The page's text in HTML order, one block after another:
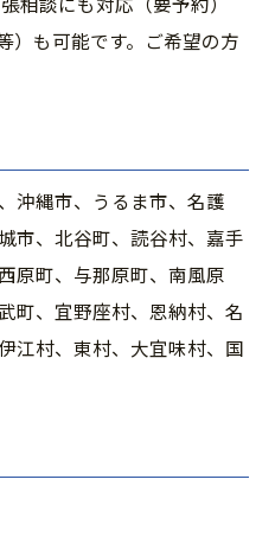
）も可能です。ご希望の方
沖縄市、うるま市、名護
市、北谷町、読谷村、嘉手
原町、与那原町、南風原
町、宜野座村、恩納村、名
江村、東村、大宜味村、国